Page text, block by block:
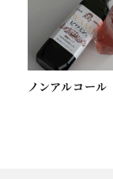
ノンアルコール